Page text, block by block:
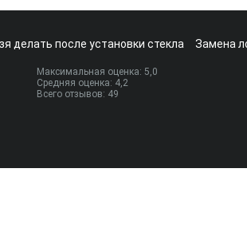
делать после установки стекла Замена
Максимальная оценка: 5,0
Средняя оценка: 4,2
Всего отзывов: 49